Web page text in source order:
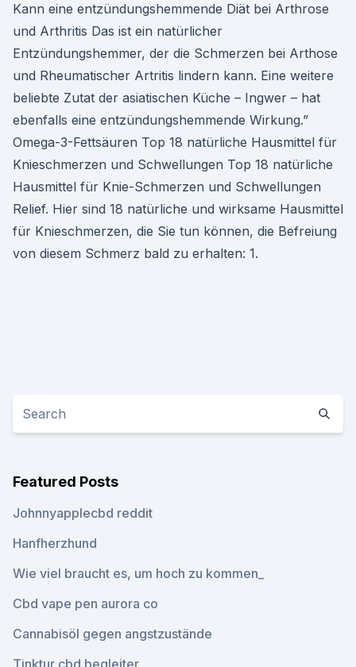
Kann eine entzündungshemmende Diät bei Arthrose
und Arthritis Das ist ein natürlicher
Entzündungshemmer, der die Schmerzen bei Arthose
und Rheumatischer Artritis lindern kann. Eine weitere
beliebte Zutat der asiatischen Küche – Ingwer – hat
ebenfalls eine entzündungshemmende Wirkung.”
Omega-3-Fettsäuren Top 18 natürliche Hausmittel für
Knieschmerzen und Schwellungen Top 18 natürliche
Hausmittel für Knie-Schmerzen und Schwellungen
Relief. Hier sind 18 natürliche und wirksame Hausmittel
für Knieschmerzen, die Sie tun können, die Befreiung
von diesem Schmerz bald zu erhalten: 1.
Featured Posts
Johnnyapplecbd reddit
Hanfherzhund
Wie viel braucht es, um hoch zu kommen_
Cbd vape pen aurora co
Cannabisöl gegen angstzustände
Tinktur cbd begleiter